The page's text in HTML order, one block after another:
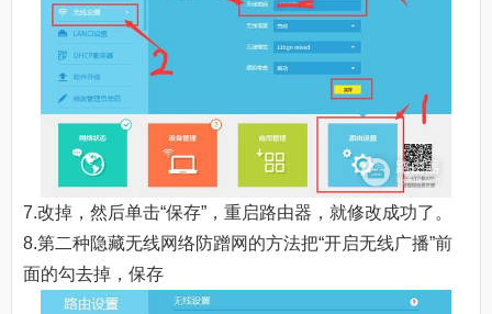
7.改掉，然后单击“保存”，重启路由器，就修改成功了。
8.第二种隐藏无线网络防蹭网的方法把“开启无线广播”前
面的勾去掉，保存